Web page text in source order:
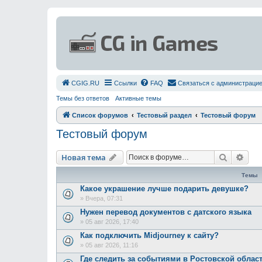
СGIG.RU Ссылки FAQ Связаться с
Темы без ответов Активные темы
Список форумов Тестовый раздел Тестовый форум
Тестовый форум
Новая тема Поиск
Темы
Какое украшение лучше подарить девушке?
» Вчера, 07:31
Нужен перевод документов с датского языка
» 05 авг 2026, 17:40
Как подключить Midjourney к сайту?
» 05 авг 2026, 11:16
Где следить за событиями в Ростовской